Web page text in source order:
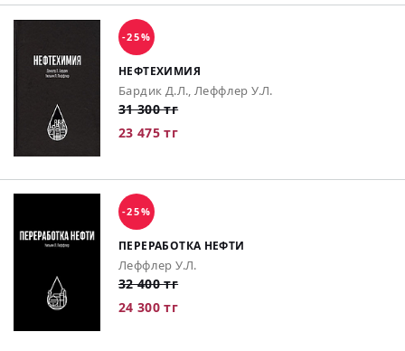
-25%
НЕФТЕХИМИЯ
Бардик Д.Л., Леффлер У.Л.
31 300 тг
23 475 тг
-25%
ПЕРЕРАБОТКА НЕФТИ
Леффлер У.Л.
32 400 тг
24 300 тг